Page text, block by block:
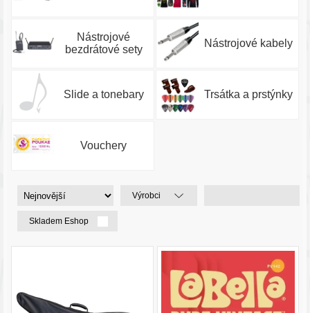
Nástrojové
bezdrátové sety
Nástrojové kabely
Slide a tonebary Trsátka a prstýnky
Vouchery
Výrobci
Skladem Eshop